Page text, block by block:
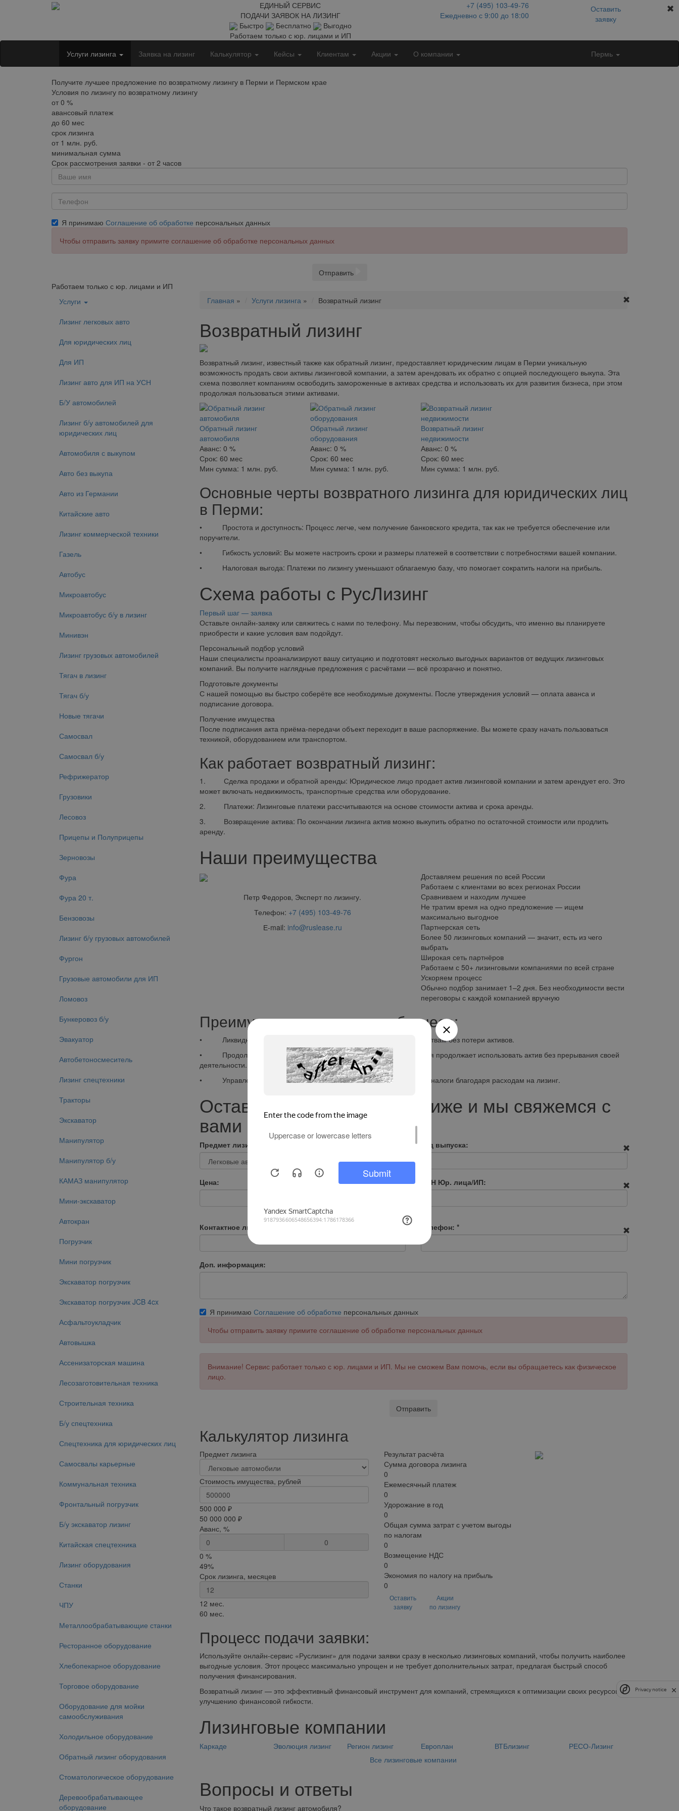
ЕДИНЫЙ СЕРВИС
ПОДАЧИ ЗАЯВОК НА ЛИЗИНГ
Быстро
Бесплатно
Выгодно
Работаем только с юр. лицами и ИП
+7 (495) 103-49-76
Ежедневно с 9:00 до 18:00
Оставить
заявку
Услуги лизинга Заявка на лизинг Калькулятор Кейсы Клиентам Акции О компании Пермь
Получите лучшее предложение по возвратному лизингу в Перми и Пермском крае
Условия по лизингу по возвратному лизингу
от 0 %
авансовый платеж
до 60 мес
срок лизинга
от 1 млн. руб.
минимальная сумма
Срок рассмотрения заявки - от 2 часов
Я принимаю Соглашение об обработке персональных данных
Чтобы отправить заявку примите соглашение об обработке персональных данных
Отправить
Работаем только с юр. лицами и ИП
Услуги
Лизинг легковых авто
Для юридических лиц
Для ИП
Лизинг авто для ИП на УСН
Б/У автомобилей
Лизинг б/у автомобилей для
юридических лиц
Автомобиля с выкупом
Авто без выкупа
Авто из Германии
Китайские авто
Лизинг коммерческой техники
Газель
Автобус
Микроавтобус
Микроавтобус б/у в лизинг
Минивэн
Лизинг грузовых автомобилей
Тягач в лизинг
Тягач б/у
Новые тягачи
Самосвал
Самосвал б/у
Рефрижератор
Грузовики
Лесовоз
Прицепы и Полуприцепы
Зерновозы
Фура
Фура 20 т.
Бензовозы
Лизинг б/у грузовых автомобилей
Фургон
Грузовые автомобили для ИП
Ломовоз
Бункеровоз б/у
Эвакуатор
Автобетоносмеситель
Лизинг спецтехники
Тракторы
Экскаватор
Манипулятор
Манипулятор б/у
КАМАЗ манипулятор
Мини-экскаватор
Автокран
Погрузчик
Мини погрузчик
Экскаватор погрузчик
Экскаватор погрузчик JCB 4cx
Асфальтоукладчик
Автовышка
Ассенизаторская машина
Лесозаготовительная техника
Строительная техника
Б/у спецтехника
Спецтехника для юридических лиц
Самосвалы карьерные
Коммунальная техника
Фронтальный погрузчик
Б/у экскаватор лизинг
Китайская спецтехника
Лизинг оборудования
Станки
ЧПУ
Металлообрабатывающие станки
Ресторанное оборудование
Хлебопекарное оборудование
Торговое оборудование
Оборудование для мойки
самообслуживания
Холодильное оборудование
Обратный лизинг оборудования
Стоматологическое оборудование
Деревообрабатывающее
оборудование
Главная » Услуги лизинга» Возвратный лизинг
Возвратный лизинг
Возвратный лизинг, известный также как обратный лизинг, предоставляет юридическим лицам в Перми уникальную
возможность продать свои активы лизинговой компании, а затем арендовать их обратно с опцией последующего выкупа. Эта
схема позволяет компаниям освободить замороженные в активах средства и использовать их для развития бизнеса, при этом
продолжая пользоваться этими активами.
Обратный лизинг
автомобиля
Аванс: 0 %
Срок: 60 мес
Мин сумма: 1 млн. руб.
Обратный лизинг
оборудования
Аванс: 0 %
Срок: 60 мес
Мин сумма: 1 млн. руб.
Возвратный лизинг
недвижимости
Аванс:0 %
Срок:60 мес
Мин сумма: 1 млн. руб.
Основные черты возвратного лизинга для юридических лиц
в Перми:
• Простота и доступность: Процесс легче, чем получение банковского кредита, так как не требуется обеспечение или
поручители.
• Гибкость условий: Вы можете настроить сроки и размеры платежей в соответствии с потребностями вашей компании.
• Налоговая выгода: Платежи по лизингу уменьшают облагаемую базу, что помогает сократить налоги на прибыль.
Схема работы с РусЛизинг
Первый шаг — заявка
Оставьте онлайн-заявку или свяжитесь с нами по телефону. Мы перезвоним, чтобы обсудить, что именно вы планируете
приобрести и какие условия вам подойдут.
Персональный подбор условий
Наши специалисты проанализируют вашу ситуацию и подготовят несколько выгодных вариантов от ведущих лизинговых
компаний. Вы получите наглядные предложения с расчётами — всё прозрачно и понятно.
Подготовьте документы
С нашей помощью вы быстро соберёте все необходимые документы. После утверждения условий — оплата аванса и
подписание договора.
Получение имущества
После подписания акта приёма-передачи объект переходит в ваше распоряжение. Вы можете сразу начать пользоваться
техникой, оборудованием или транспортом.
Как работает возвратный лизинг:
1. Сделка продажи и обратной аренды: Юридическое лицо продает актив лизинговой компании и затем арендует его. Это
может включать недвижимость, транспортные средства или оборудование.
2. Платежи: Лизинговые платежи рассчитываются на основе стоимости актива и срока аренды.
3. Возвращение актива: По окончании лизинга актив можно выкупить обратно по остаточной стоимости или продлить
аренду.
Наши преимущества
Петр Федоров, Эксперт по лизингу.
Телефон: +7 (495) 103-49-76
Е-mail: info@ruslease.ru
Доставляем решения по всей России
Работаем с клиентами во всех регионах России
Сравниваем и находим лучшее
Не тратим время на одно предложение — ищем
максимально выгодное
Партнерская сеть
Более 50 лизинговых компаний — значит, есть из чего
выбрать
Широкая сеть партнёров
Работаем с 50+ лизинговыми компаниями по всей стране
Ускоряем процесс
Обычно подбор занимает 1–2 дня. Без необходимости вести
переговоры с каждой компанией вручную
Преимущества для вашего бизнеса:
• Ликвидность: Предприятие получает доступ к наличным средствам без потери активов.
• Продолжение использования: Несмотря на продажу, компания продолжает использовать актив без прерывания своей
деятельности.
• Управление налоговой нагрузкой: Вы можете оптимизировать налоги благодаря расходам на лизинг.
Оставьте заявку в форме ниже и мы свяжемся с
вами в течении 2-х часов
Предмет лизинга: Год выпуска:
Цена: ИНН Юр. лица/ИП:
Контактное лицо: Телефон:*
Доп. информация:
Я принимаю Соглашение об обработке персональных данных
Чтобы отправить заявку примите соглашение об обработке персональных данных
Внимание! Сервис работает только с юр. лицами и ИП. Мы не сможем Вам помочь, если вы обращаетесь как физическое
лицо.
Отправить
Калькулятор лизинга
Предмет лизинга
Стоимость имущества, рублей
500 000 ₽
50 000 000 ₽
Аванс, %
0
0 %
49%
Срок лизинга, месяцев
12 мес.
60 мес.
Результат расчёта
Сумма договора лизинга
0
Ежемесячный платеж
0
Удорожание в год
0
Общая сумма затрат с учетом выгоды
по налогам
0
Возмещение НДС
0
Экономия по налогу на прибыль
0
Оставить
заявку
Акции
по лизингу
Процесс подачи заявки:
Используйте онлайн-сервис «Руслизинг» для подачи заявки сразу в несколько лизинговых компаний, чтобы получить наиболее
выгодные условия. Этот процесс максимально упрощен и не требует дополнительных затрат, предлагая быстрый способ
получения финансирования.
Возвратный лизинг — это эффективный финансовый инструмент для компаний, стремящихся к оптимизации своих ресурсов и
улучшению финансовой гибкости.
Лизинговые компании
Каркаде Эволюция лизинг Регион лизинг Европлан ВТБлизинг
РЕСО-Лизинг
Все лизинговые компании
Вопросы и ответы
Что такое возвратный лизинг автомобиля?
Privacy notice